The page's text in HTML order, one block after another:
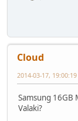
Cloud
2014-03-17, 19:00:19
Samsung 16GB
Valaki?